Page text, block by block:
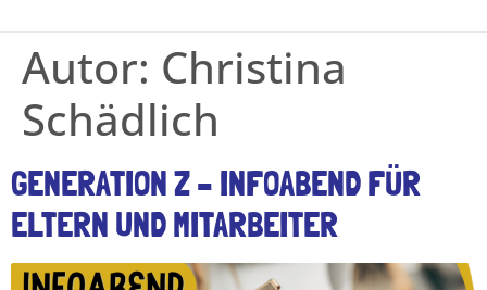
Autor: Christina
Schädlich
GENERATION Z – INFOABEND FÜR
ELTERN UND MITARBEITER